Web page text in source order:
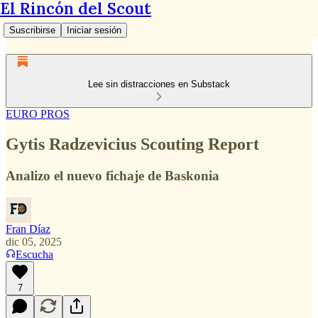
El Rincón del Scout
Suscribirse Iniciar sesión
Lee sin distracciones en Substack
EURO PROS
Gytis Radzevicius Scouting Report
Analizo el nuevo fichaje de Baskonia
Fran Díaz
dic 05, 2025
Escucha
7